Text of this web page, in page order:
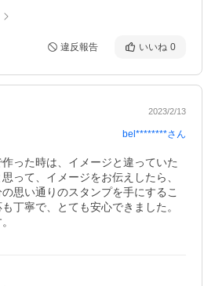
違反報告 いいね 0
2023/2/13
bel********さん
った時は、イメージと違っていた
って、イメージをお伝えしたら、
思い通りのスタンプを手にするこ
丁寧で、とても安心できました。